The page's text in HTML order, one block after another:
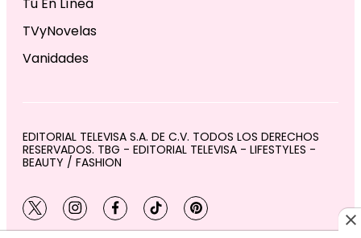
TVyNovelas
Vanidades
EDITORIAL TELEVISA S.A. DE C.V. TODOS LOS DERECHOS
RESERVADOS. TBG - EDITORIAL TELEVISA - LIFESTYLES -
BEAUTY / FASHION
twitterinstagram
facebooktiktokpinterest